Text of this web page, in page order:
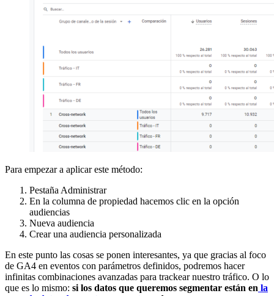
Para empezar a aplicar este método:
Pestaña Administrar
En la columna de propiedad hacemos clic en la opción
audiencias
Nueva audiencia
Crear una audiencia personalizada
En este punto las cosas se ponen interesantes, ya que gracias al foco
de GA4 en eventos con parámetros definidos, podremos hacer
infinitas combinaciones avanzadas para trackear nuestro tráfico. O lo
que es lo mismo: si los datos que queremos segmentar están en la